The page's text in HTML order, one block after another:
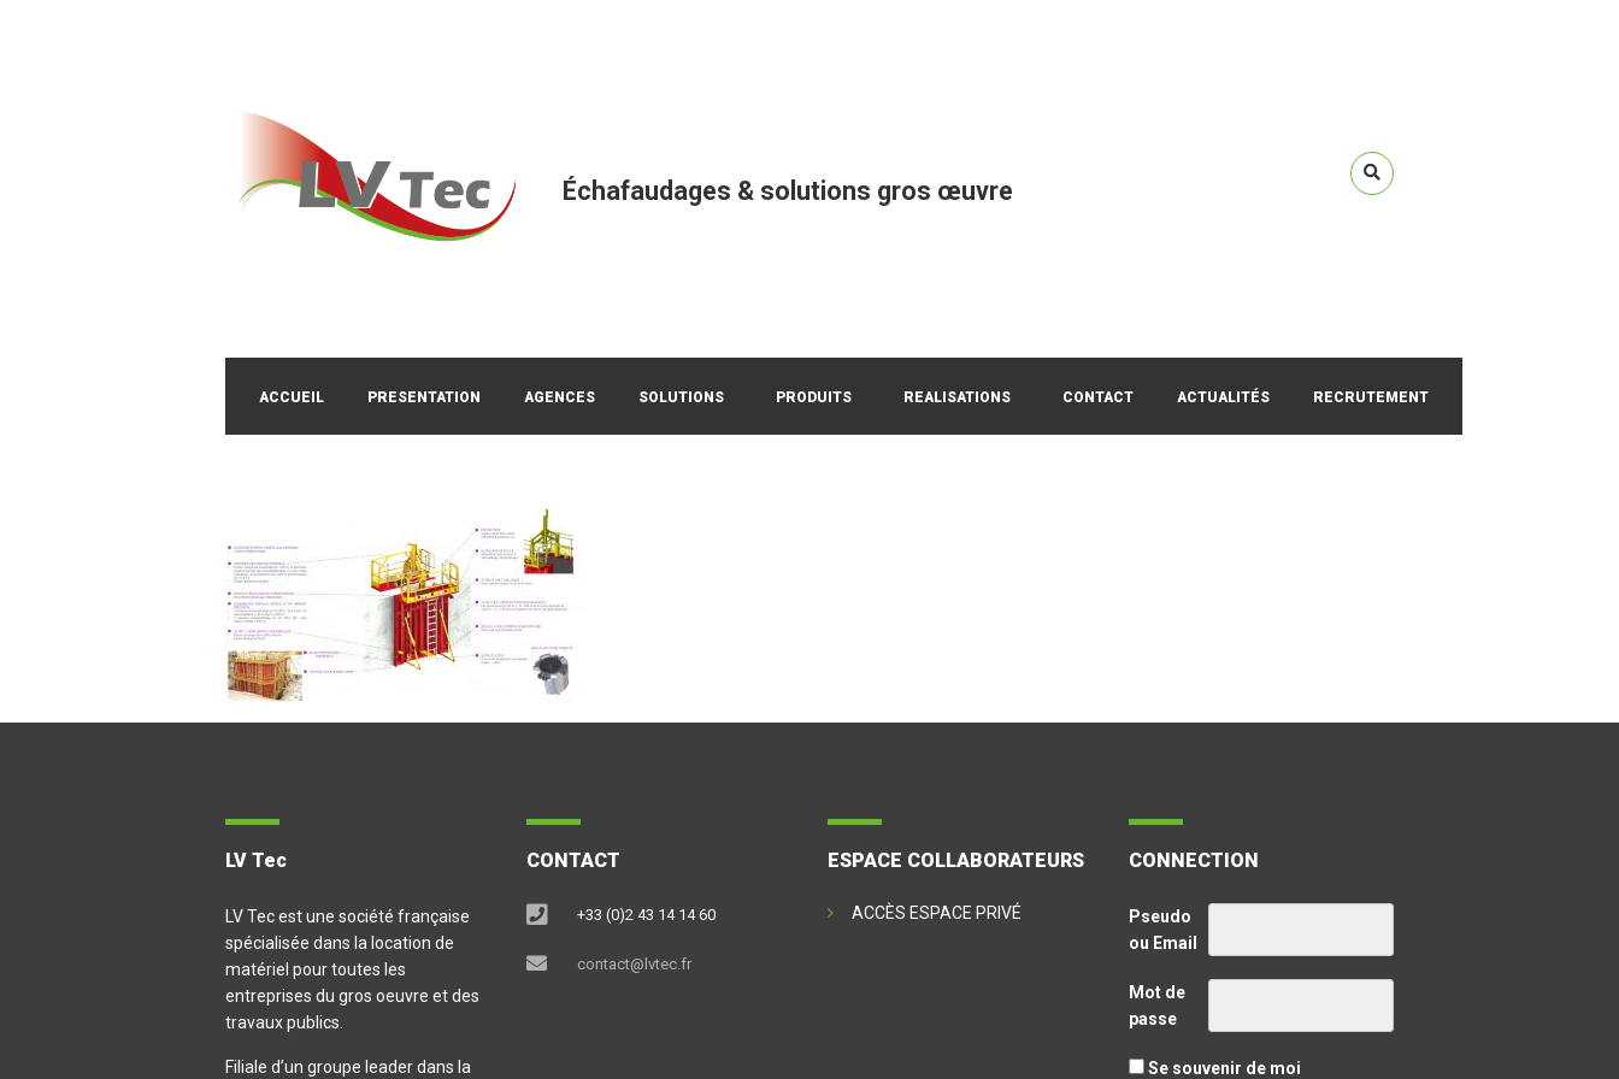
Échafaudages & solutions gros œuvre
ACCUEIL PRESENTATION AGENCES SOLUTIONS PRODUITS REALISATIONS CONTACT ACTUALITÉS RECRUTEMENT
LV Tec
LV Tec est une société française
spécialisée dans la location de
matériel pour toutes les
entreprises du gros oeuvre et des
travaux publics.
Filiale d’un groupe leader dans la
CONTACT
+33 (0)2 43 14 14 60
contact@lvtec.fr
ESPACE COLLABORATEURS
ACCÈS ESPACE PRIVÉ
CONNECTION
Pseudo
ou Email
Mot de
passe
Se souvenir de moi